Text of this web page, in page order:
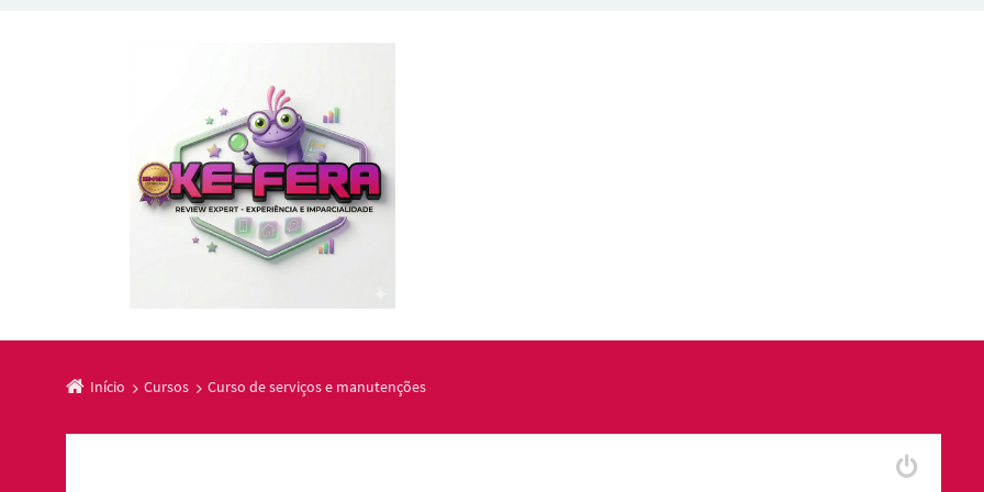
Início Cursos Curso de serviços e manutenções